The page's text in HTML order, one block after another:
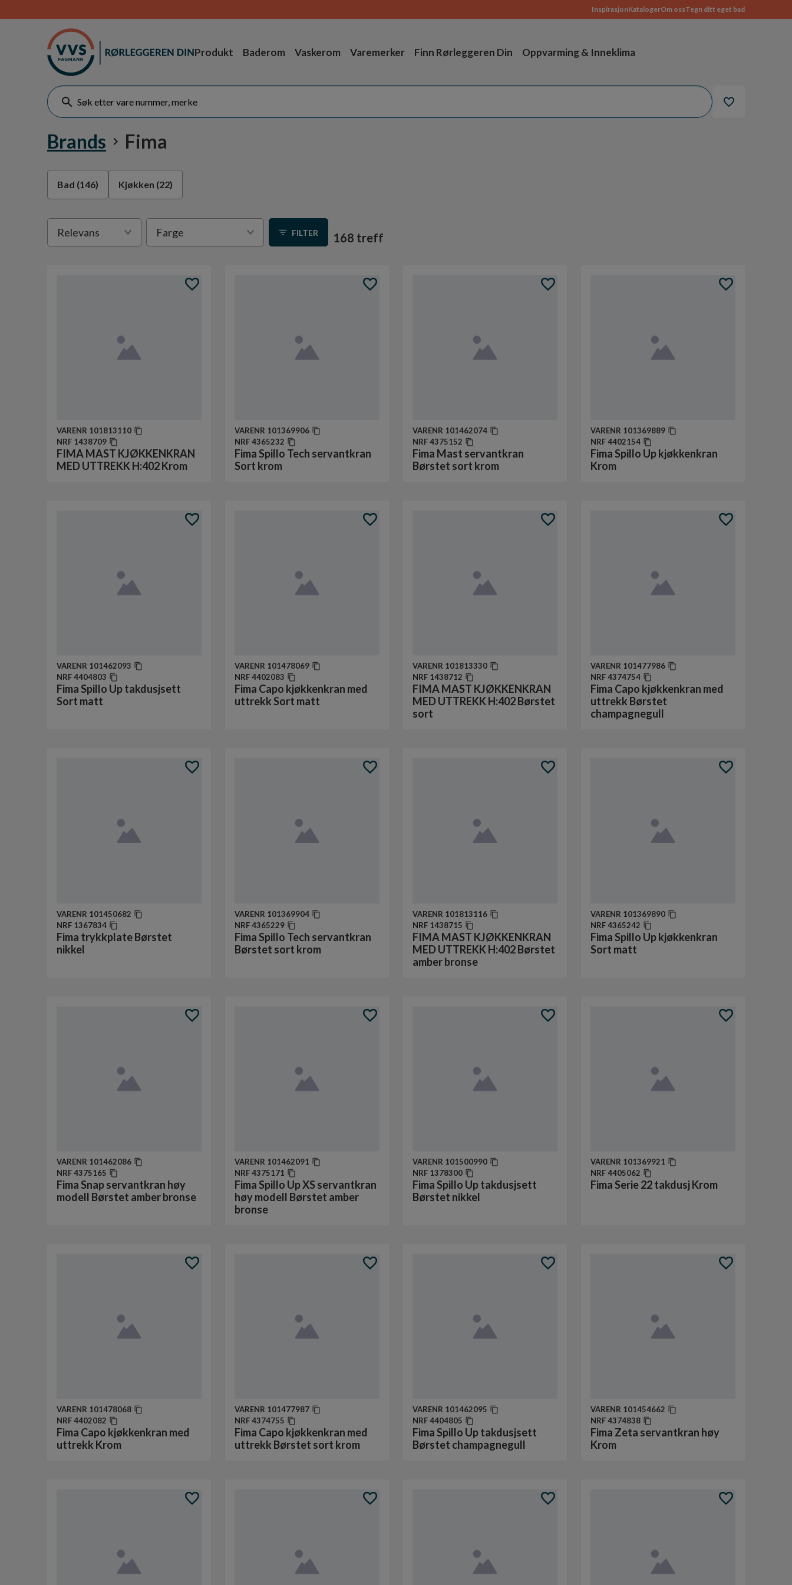
InspirasjonKatalogerOm ossTegn ditt eget bad
Produkt Baderom Vaskerom Varemerker Finn Rørleggeren Din Oppvarming & Inneklima
Brands Fima
Bad (146) Kjøkken (22)
sortering
Relevans Farge FILTER 168 treff
VARENR 101813110
NRF 1438709
FIMA MAST KJØKKENKRAN
MED UTTREKK H:402 Krom
VARENR 101369906
NRF4365232
Fima Spillo Tech servantkran
Sort krom
VARENR 101462074
NRF4375152
Fima Mast servantkran
Børstet sort krom
VARENR 101369889
NRF4402154
Fima Spillo Up kjøkkenkran
Krom
VARENR 101462093
NRF4404803
Fima Spillo Up takdusjsett
Sort matt
VARENR 101478069
NRF4402083
Fima Capo kjøkkenkran med
uttrekk Sort matt
VARENR 101813330
NRF 1438712
FIMA MAST KJØKKENKRAN
MED UTTREKK H:402 Børstet
sort
VARENR 101477986
NRF4374754
Fima Capo kjøkkenkran med
uttrekk Børstet
champagnegull
VARENR 101450682
NRF 1367834
Fima trykkplate Børstet
nikkel
VARENR 101369904
NRF4365229
Fima Spillo Tech servantkran
Børstet sort krom
VARENR 101813116
NRF 1438715
FIMA MAST KJØKKENKRAN
MED UTTREKK H:402 Børstet
amber bronse
VARENR 101369890
NRF4365242
Fima Spillo Up kjøkkenkran
Sort matt
VARENR 101462086
NRF4375165
Fima Snap servantkran høy
modell Børstet amber bronse
VARENR 101462091
NRF4375171
Fima Spillo Up XS servantkran
høy modell Børstet amber
bronse
VARENR 101500990
NRF 1378300
Fima Spillo Up takdusjsett
Børstet nikkel
VARENR 101369921
NRF4405062
Fima Serie 22 takdusj Krom
VARENR 101478068
NRF4402082
Fima Capo kjøkkenkran med
uttrekk Krom
VARENR 101477987
NRF4374755
Fima Capo kjøkkenkran med
uttrekk Børstet sort krom
VARENR 101462095
NRF4404805
Fima Spillo Up takdusjsett
Børstet champagnegull
VARENR 101454662
NRF4374838
Fima Zeta servantkran høy
Krom